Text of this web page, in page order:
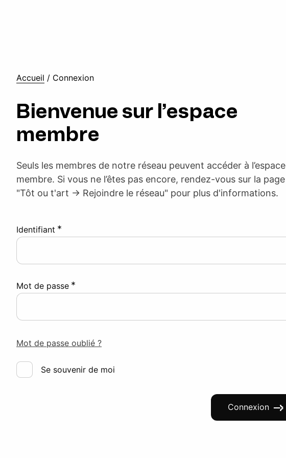
Accueil / Connexion
Bienvenue sur l’espace
membre
Seuls les membres de notre réseau peuvent accéder à l’espace
membre. Si vous ne l’êtes pas encore, rendez-vous sur la page
"Tôt ou t'art -> Rejoindre le réseau" pour plus d'informations.
Identifiant *
Mot de passe *
Mot de passe oublié ?
Se souvenir de moi
Connexion